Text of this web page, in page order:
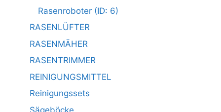
Rasenroboter (ID: 6)
RASENLÜFTER
RASENMÄHER
RASENTRIMMER
REINIGUNGSMITTEL
Reinigungssets
Sägeböcke